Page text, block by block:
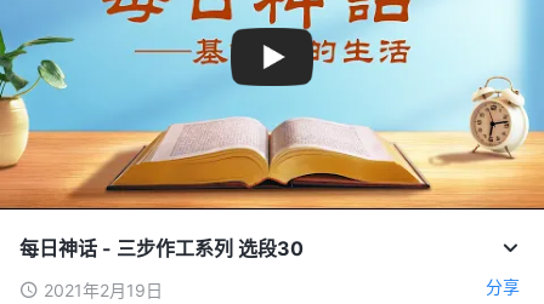
每日神话 - 三步作工系列 选段30
2021年2月19日 分享